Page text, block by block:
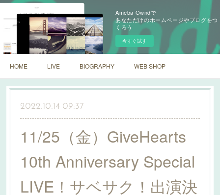
Ameba Owndで
あなただけのホームページやブログをつ
くろう
今すぐ試す
HOME LIVE BIOGRAPHY WEB SHOP
2022.10.14 09:37
11/25（金）GiveHearts
10th Anniversary Special
LIVE！サベサク！出演決